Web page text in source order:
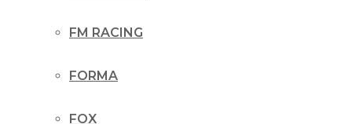
FM RACING
FORMA
FOX